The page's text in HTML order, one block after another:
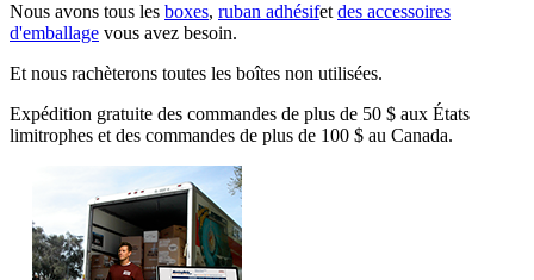
Nous avons tous les boxes, ruban adhésifet des accessoires
d'emballage vous avez besoin.
Et nous rachèterons toutes les boîtes non utilisées.
Expédition gratuite des commandes de plus de 50 $ aux États
limitrophes et des commandes de plus de 100 $ au Canada.